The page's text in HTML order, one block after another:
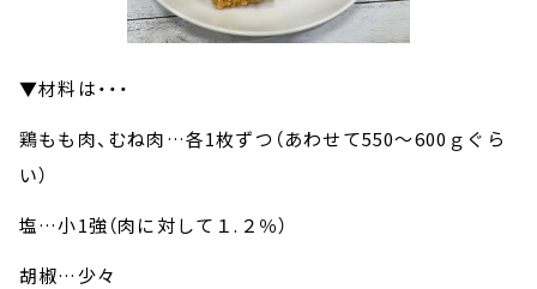
▼材料は・・・
鶏もも肉、むね肉…各1枚ずつ（あわせて550～600ｇぐら
い）
塩…小1強（肉に対して１.２％）
胡椒…少々